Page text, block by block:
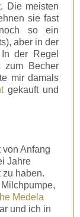
Die meisten
sie fast
so ein
aber in der
der Regel
zum Becher
mir damals
gekauft und
Anfang
Jahre
haben.
Medela
und ich in